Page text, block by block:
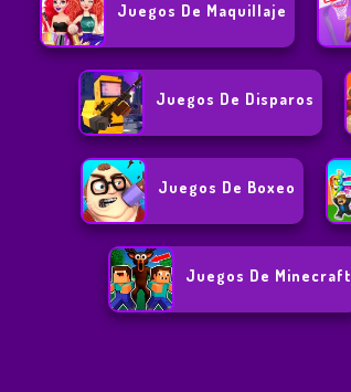
Juegos De Maquillaje
Juegos De Disparos
Juegos De Boxeo
Juegos De Minecraft